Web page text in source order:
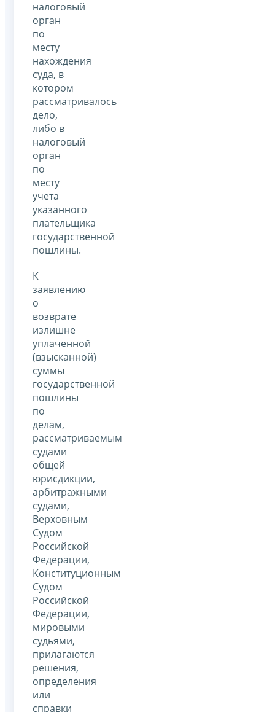
налоговый
орган
по
месту
нахождения
суда, в
котором
рассматривалось
дело,
либо в
налоговый
орган
по
месту
учета
указанного
плательщика
государственной
пошлины.
К
заявлению
о
возврате
излишне
уплаченной
(взысканной)
суммы
государственной
пошлины
по
делам,
рассматриваемым
судами
общей
юрисдикции,
арбитражными
судами,
Верховным
Судом
Российской
Федерации,
Конституционным
Судом
Российской
Федерации,
мировыми
судьями,
прилагаются
решения,
определения
или
справки